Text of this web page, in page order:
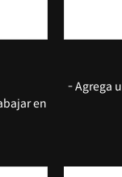
en
- Agrega